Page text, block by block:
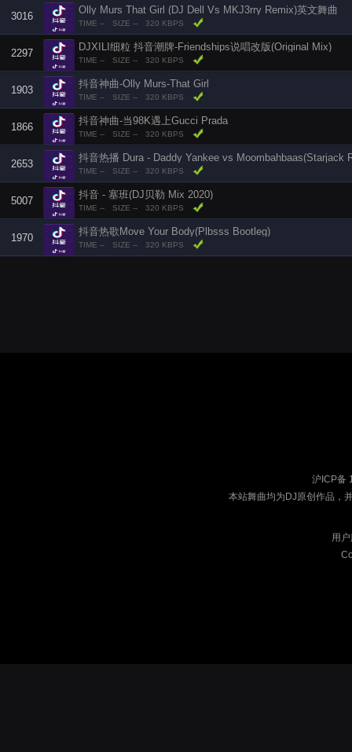
3016
Olly Murs That Girl (DJ Dell Vs MKJ3rry Remix)英文舞曲
TIME -- SIZE -- 320 KBPS
2297
DJXILI细粒 抖音潮牌-Friendships说唱改版(Original Mix)
TIME -- SIZE -- 320 KBPS
1903
抖音神曲-Olly Murs-That Girl
TIME -- SIZE -- 320 KBPS
1866
抖音神曲-当98K遇上Gucci Prada
TIME -- SIZE -- 320 KBPS
2653
抖音热播 Dura - Daddy Yankee vs Moombahbaas(Starjack
TIME -- SIZE -- 320 KBPS
5007
抖音 - 塞班(DJ贝勒 Mix 2020)
TIME -- SIZE -- 320 KBPS
1970
抖音热歌Move Your Body(Plbsss Bootleg)
TIME -- SIZE -- 320 KBPS
沪ICP备
本站舞曲均为DJ原创作品，
用